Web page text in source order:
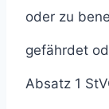
oder zu
gefährdet
Absatz 1